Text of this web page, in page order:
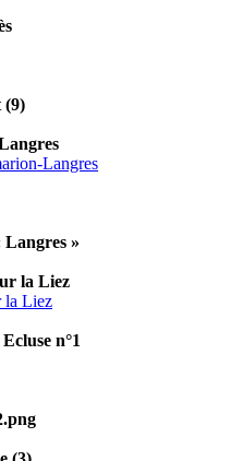
(9)
Langres
»
la Liez
la Liez
n°1